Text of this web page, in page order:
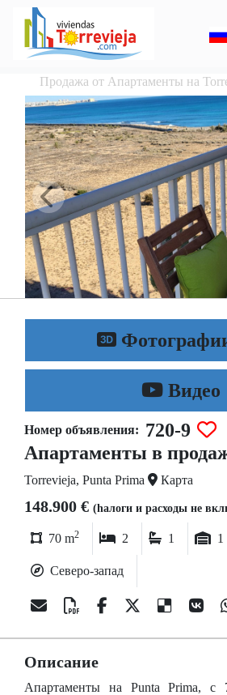
Продажа от Апартаменты на
Bидео
Номер объявления: 720-9
Апартаменты в
Torrevieja, Punta Prima Карта
148.900 € (hалоги и расходы не
70 m2 2 1 1
Северо-запад
Описание
Апартаменты на Punta Prima, c